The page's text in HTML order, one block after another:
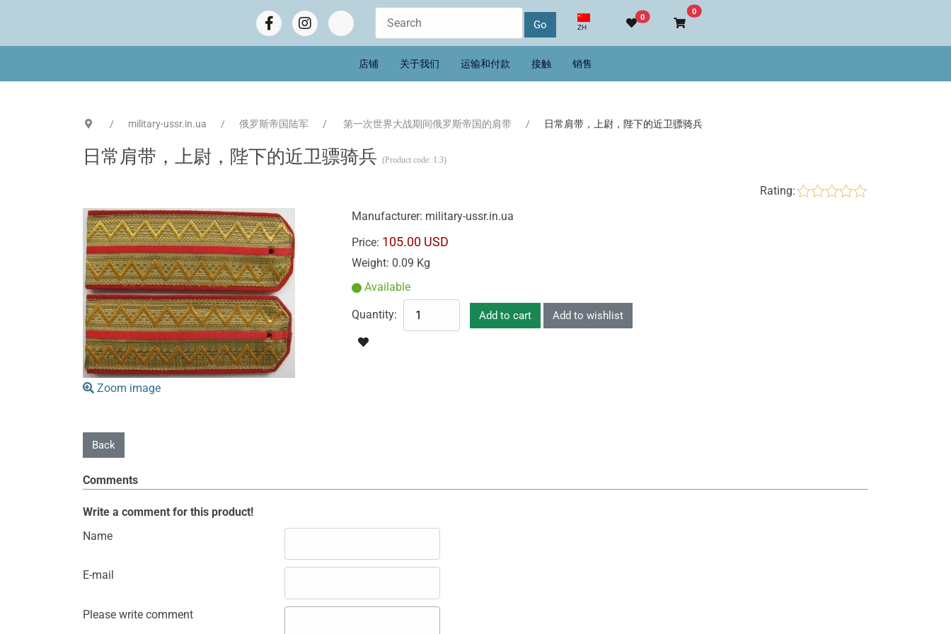
选择你的语音
ZH
0
0Go to cart
店铺 关于我们 运输和付款 接触 销售
military-ussr.in.ua 俄罗斯帝国陆军 第一次世界大战期间俄罗斯帝国的肩带 日常肩带，上尉，陛下的近卫骠骑兵
日常肩带，上尉，陛下的近卫骠骑兵 (Product code: 1.3)
Rating:
Zoom image
Manufacturer: military-ussr.in.ua
Price: 105.00 USD
Weight: 0.09 Kg
Available
Quantity:
Comments
Write a comment for this product!
Name
E-mail
Please write comment